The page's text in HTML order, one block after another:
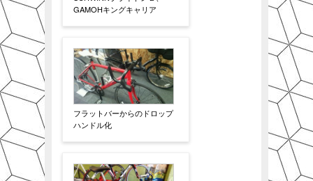
GAMOHキングキャリア
フラットバーからのドロップ
ハンドル化